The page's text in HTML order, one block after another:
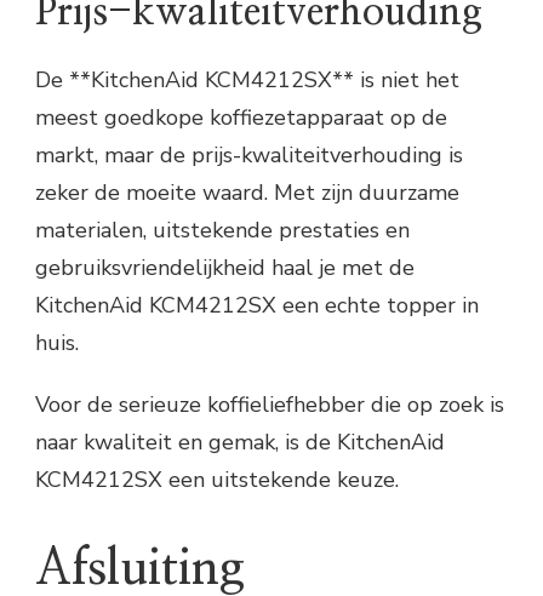
Prijs-kwaliteitverhouding
De **KitchenAid KCM4212SX** is niet het
meest goedkope koffiezetapparaat op de
markt, maar de prijs-kwaliteitverhouding is
zeker de moeite waard. Met zijn duurzame
materialen, uitstekende prestaties en
gebruiksvriendelijkheid haal je met de
KitchenAid KCM4212SX een echte topper in
huis.
Voor de serieuze koffieliefhebber die op zoek is
naar kwaliteit en gemak, is de KitchenAid
KCM4212SX een uitstekende keuze.
Afsluiting